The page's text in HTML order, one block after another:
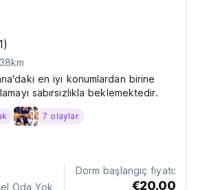
en iyi konumlardan birine
sabırsızlıkla beklemektedir.
7 olaylar
Oda Yok
Dorm başlangıç fiyatı:
€20.00